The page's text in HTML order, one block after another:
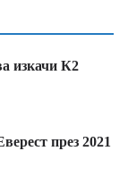
изкачи К2
през 2021